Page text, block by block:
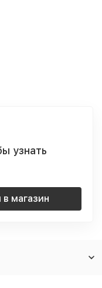
узнать
магазин